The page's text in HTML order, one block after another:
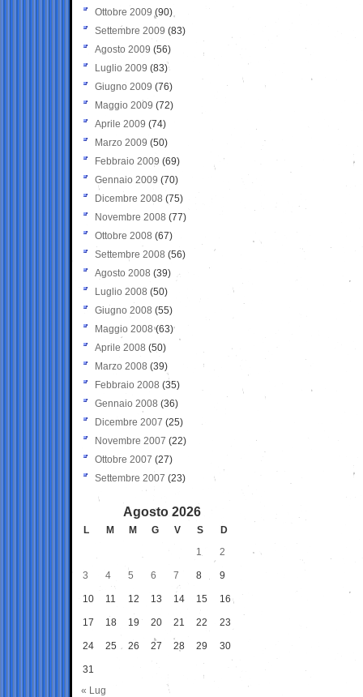
Ottobre 2009 (90)
Settembre 2009 (83)
Agosto 2009 (56)
Luglio 2009 (83)
Giugno 2009 (76)
Maggio 2009 (72)
Aprile 2009 (74)
Marzo 2009 (50)
Febbraio 2009 (69)
Gennaio 2009 (70)
Dicembre 2008 (75)
Novembre 2008 (77)
Ottobre 2008 (67)
Settembre 2008 (56)
Agosto 2008 (39)
Luglio 2008 (50)
Giugno 2008 (55)
Maggio 2008(63)
Aprile 2008 (50)
Marzo 2008 (39)
Febbraio 2008 (35)
Gennaio 2008 (36)
Dicembre 2007 (25)
Novembre 2007 (22)
Ottobre 2007 (27)
Settembre 2007 (23)
Agosto 2026
L M M G V S
D
1
2
3 4 5 6 7 8 9
10 11 12 13 14 15 16
17 18 19 20 21 22 23
24 25 26 27 28 29 30
31
« Lug